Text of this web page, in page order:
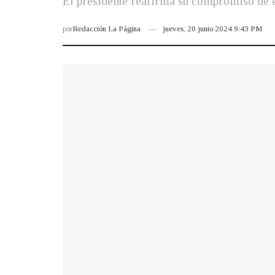
porRedacción La Página jueves, 20 junio 2024 9:43 PM